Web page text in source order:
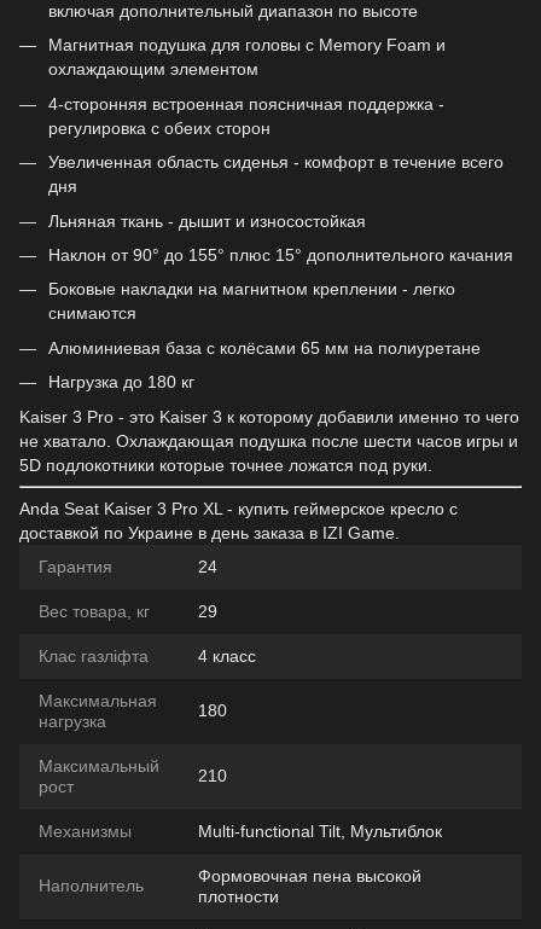
включая дополнительный диапазон по высоте
Магнитная подушка для головы с Memory Foam и
охлаждающим элементом
4-сторонняя встроенная поясничная поддержка -
регулировка с обеих сторон
Увеличенная область сиденья - комфорт в течение всего
дня
Льняная ткань - дышит и износостойкая
Наклон от 90° до 155° плюс 15° дополнительного качания
Боковые накладки на магнитном креплении - легко
снимаются
Алюминиевая база с колёсами 65 мм на полиуретане
Нагрузка до 180 кг
Kaiser 3 Pro - это Kaiser 3 к которому добавили именно то чего
не хватало. Охлаждающая подушка после шести часов игры и
5D подлокотники которые точнее ложатся под руки.
Anda Seat Kaiser 3 Pro XL - купить геймерское кресло с
доставкой по Украине в день заказа в IZI Game.
Гарантия
24
Вес товара, кг 29
Клас газліфта 4 класс
Максимальная
нагрузка
180
Максимальный
рост
210
Механизмы Multi-functional Tilt, Мультиблок
Наполнитель
Формовочная пена высокой
плотности